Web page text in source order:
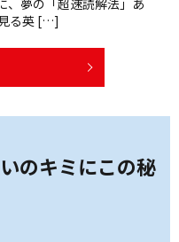
、夢の「超速読解法」あ
る英 […]
のキミにこの秘